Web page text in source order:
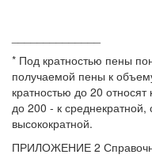
* Под кратностью пены
получаемой пены к
кратностью до 20 относят
до 200 - к
высокократной.
ПРИЛОЖЕНИЕ 2